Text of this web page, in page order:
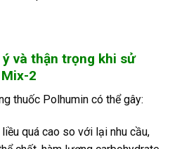
và thận trọng khi sử
2
thuốc Polhumin có thể gây:
quá cao so với lại nhu cầu,